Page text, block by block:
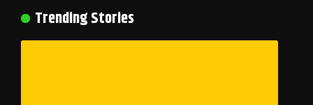
Trending Stories